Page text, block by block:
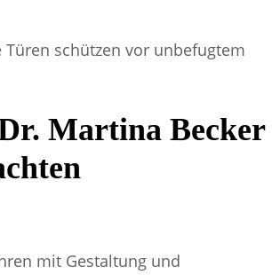
Türen schützen vor unbefugtem
Martina Becker
mit Gestaltung und